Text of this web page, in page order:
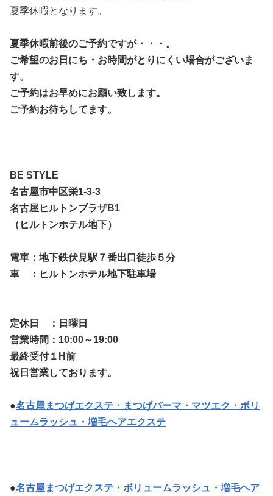
夏季休暇となります。
夏季休暇前後のご予約ですが・・・。
ご希望のお日にち・お時間がとりにくい場合がございま
す。
ご予約はお早めにお願い致します。
ご予約お待ちしてます。
BE STYLE
名古屋市中区栄1-3-3
名古屋ヒルトンプラザB1
（ヒルトンホテル地下）
電車：地下鉄伏見駅７番出口徒歩５分
車 ：ヒルトンホテル地下駐車場
定休日 ：日曜日
営業時間：10:00～19:00
最終受付１H前
祝日営業しております。
●名古屋まつげエクステ・まつげパーマ・マツエク・ボリ
ュームラッシュ・増毛ヘアエクステ
●名古屋まつげエクステ・ボリュームラッシュ・増毛ヘア